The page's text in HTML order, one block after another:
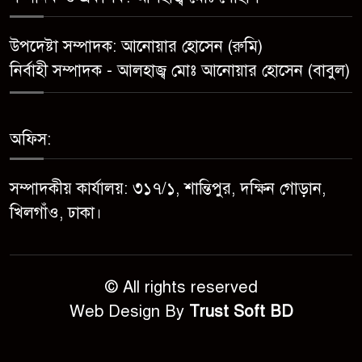
সোনাতলা পৌরসভার উপ-সহকারী
প্রকৌশলীর বিরুদ্ধে সাংবাদিকের
অভিযোগ,তদন্তের আশ্বাস প্রশাসকের
সাক্ষ্যগ্রহণ শুরু
উন্নয়ন কে প্রাধান্য দিয়ে বগুড়ার
উপদেষ্টা সম্পাদক: আনোয়ার হোসেন (রুমি)
নির্বাহী সম্পাদক - আলহাজ্ব মোঃ আনোয়ার হোসেন (বাবুল)
অফিস:
সম্পাদকীয় কার্যালয়: ৩১৭/১, শান্তিপুর, দক্ষিন গোড়ান,
খিলগাঁও, ঢাকা।
© All rights reserved
Web Design By Trust Soft BD